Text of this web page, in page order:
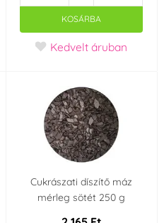
Monaco (0)
PME (0)
Sugarflair Colours
Vola Colori (0)
Zeelandia (0)
KOSÁRBA
Kedvelt áruban
Cukrászati díszítő máz
mérleg sötét 250 g